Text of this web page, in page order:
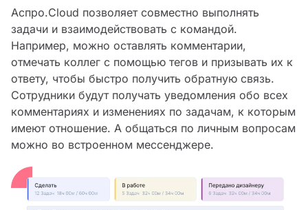
Аспро.Cloud позволяет совместно выполнять
задачи и взаимодействовать с командой.
Например, можно оставлять комментарии,
отмечать коллег с помощью тегов и призывать их к
ответу, чтобы быстро получить обратную связь.
Сотрудники будут получать уведомления обо всех
комментариях и изменениях по задачам, к которым
имеют отношение. А общаться по личным вопросам
можно во встроенном мессенджере.